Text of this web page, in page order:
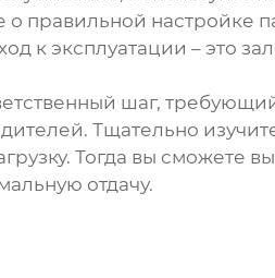
правильной настройке
к эксплуатации – это
шаг,
Тщательно
Тогда вы сможете
отдачу.